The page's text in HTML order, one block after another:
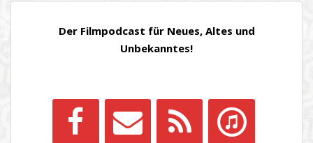
Der Filmpodcast für Neues, Altes und
Unbekanntes!